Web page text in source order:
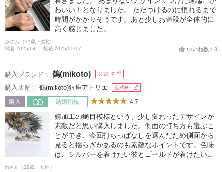
わいい！となりました。 ただつけるのに慣れるまで
時間がかかりそうです。あと少しお値段が全体的に
高く感じました。
みさん（31歳・女性）
試着 2025/04
投稿 2025/05/17 いいね数：0
購入ブランド： 鶴(mikoto) 公式HP
購入店舗： 鶴(mikoto)銀座アトリエ 公式HP
購入 結婚指輪 4.7
錆加工の鎚目模様という、少し変わったデザインが
素敵だと思い購入しました。側面の打ち方も選ぶこ
とができ、今回打ちっぱなしを選んだため側面から
見ると揺らぎがあるのも素敵なポイントです。色味
は、シルバーを着けたい彼とゴールドが着けたい私
mさん（28歳・女性）